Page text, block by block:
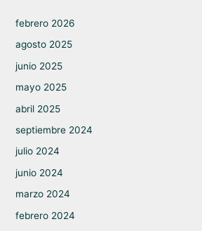
febrero 2026
agosto 2025
junio 2025
mayo 2025
abril 2025
septiembre 2024
julio 2024
junio 2024
marzo 2024
febrero 2024